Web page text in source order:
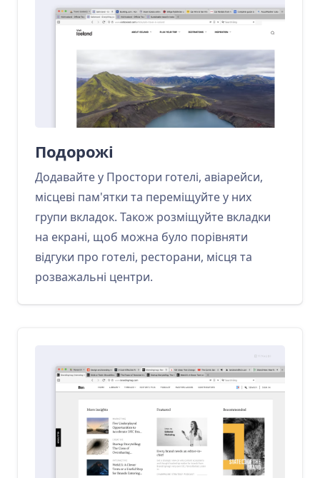
Подорожі
Додавайте у Простори готелі, авіарейси,
місцеві пам'ятки та переміщуйте у них
групи вкладок. Також розміщуйте вкладки
на екрані, щоб можна було порівняти
відгуки про готелі, ресторани, місця та
розважальні центри.